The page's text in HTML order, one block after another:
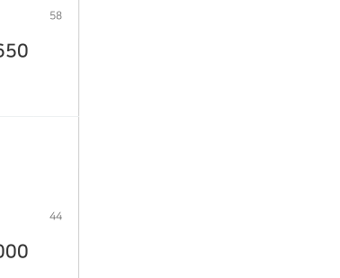
58
44